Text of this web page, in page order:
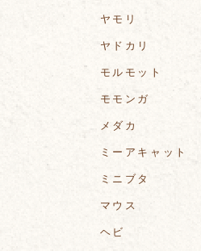
ヤモリ
ヤドカリ
モルモット
モモンガ
メダカ
ミーアキャット
ミニブタ
マウス
ヘビ